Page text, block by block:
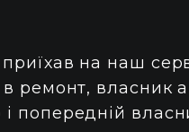
на наш
ремонт, власник
попередній